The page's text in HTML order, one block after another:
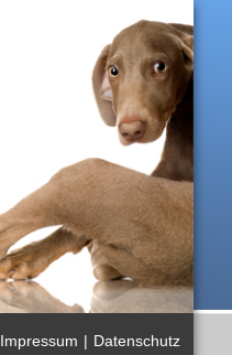
Datenschutz
|
Impressum